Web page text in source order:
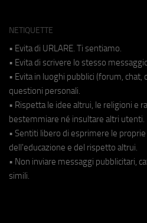
NETIQUETTE
• Evita di URLARE. Ti sentiamo.
• Evita di scrivere lo stesso
• Evita in luoghi pubblici (forum,
questioni personali.
• Rispetta le idee altrui, le religioni e
bestemmiare né insultare altri utenti.
• Sentiti libero di esprimere le
dell'educazione e del rispetto altrui.
• Non inviare messaggi pubblicitari,
simili.